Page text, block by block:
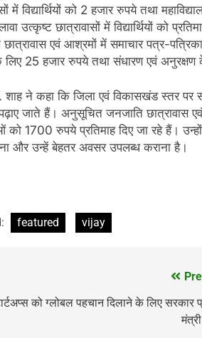
में विद्यार्थियों को 2 हजार रुपये तथा
उत्कृष्ट छात्रावासों में विद्यार्थियों को
छात्रावास एवं आश्रमों में समाचार पत्र-
25 हजार रुपये तथा संधारण एवं अनुरक्षण
शाह ने कहा कि जिला एवं विकासखंड स्तर पर
जाते हैं। अनुसूचित जनजाति छात्रावास
को 1700 रुपये प्रतिमाह दिए जा रहे हैं।
और उन्हें बेहतर अवसर उपलब्ध कराना है।
featured vijay
को ग्लोबल पहचान दिलाने के लिए सरकार